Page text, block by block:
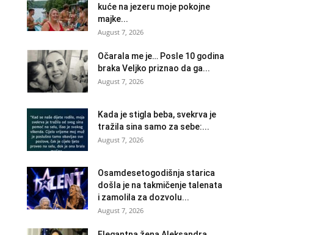
kuće na jezeru moje pokojne
majke...
August 7, 2026
Očarala me je… Posle 10 godina
braka Veljko priznao da ga...
August 7, 2026
Kada je stigla beba, svekrva je
tražila sina samo za sebe:...
August 7, 2026
Osamdesetogodišnja starica
došla je na takmičenje talenata
i zamolila za dozvolu...
August 7, 2026